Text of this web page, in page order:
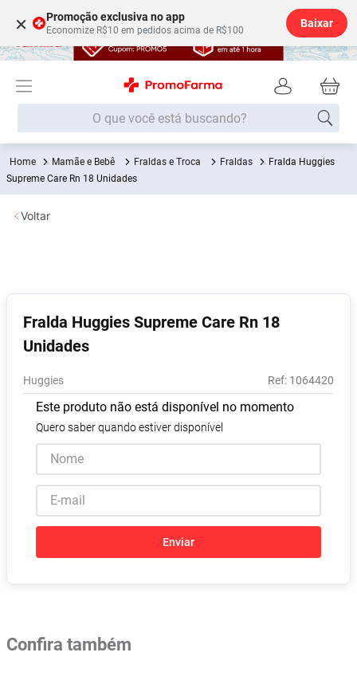
× Promoção exclusiva no app
Economize R$10 em pedidos acima de R$100
Baixar
O que você está buscando?
Mamãe e Bebê Fraldas e Troca Fraldas
Fralda Huggies
Supreme Care Rn 18 Unidades
Fralda Huggies Supreme Care Rn 18
Unidades
Huggies : 1064420
Este produto não está disponível no momento
Quero saber quando estiver disponível
Enviar
Voltar
Confira também
Termos mais buscados
1º Fralda
2
6º Shampoo
7º Desodorante
8º
9º Lavitan
10º Vitamina D